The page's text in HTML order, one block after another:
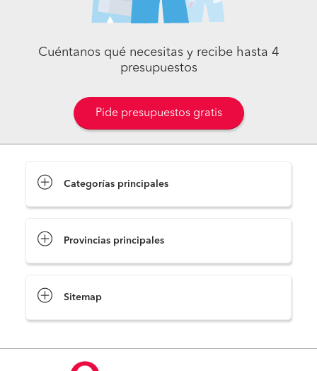
Pide presupuestos
Cuéntanos qué necesitas y recibe hasta 4
presupuestos
Pide presupuestos gratis
Categorías principales
Provincias principales
Sitemap